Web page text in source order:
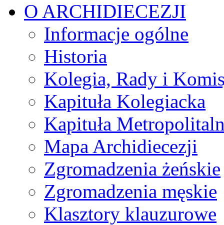
O ARCHIDIECEZJI
Informacje ogólne
Historia
Kolegia, Rady i
Kapituła Kolegiacka
Kapituła
Mapa Archidiecezji
Zgromadzenia żeńskie
Zgromadzenia męskie
Klasztory klauzurowe